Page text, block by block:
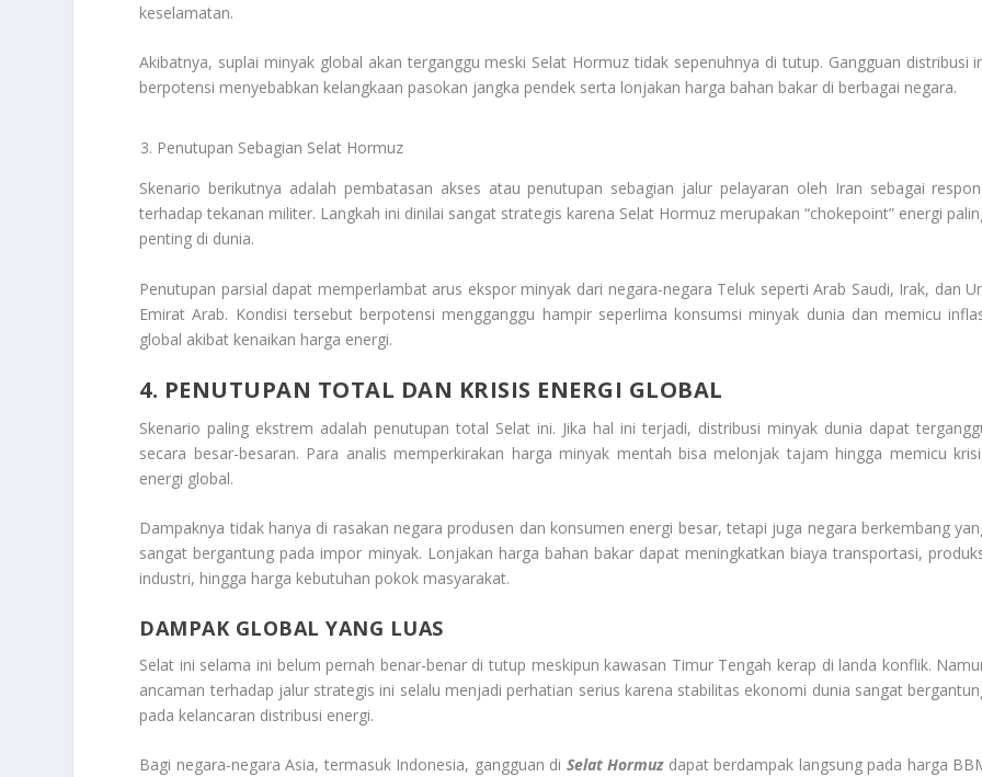
keselamatan.
Akibatnya, suplai minyak global akan terganggu meski Selat Hormuz tidak sepenuhnya di tutup. Gangguan distribusi
berpotensi menyebabkan kelangkaan pasokan jangka pendek serta lonjakan harga bahan bakar di berbagai negara.
Penutupan Sebagian Selat Hormuz
Skenario berikutnya adalah pembatasan akses atau penutupan sebagian jalur pelayaran oleh Iran sebagai
terhadap tekanan militer. Langkah ini dinilai sangat strategis karena Selat Hormuz merupakan “chokepoint” energi
penting di dunia.
Penutupan parsial dapat memperlambat arus ekspor minyak dari negara-negara Teluk seperti Arab Saudi, Irak, dan
Emirat Arab. Kondisi tersebut berpotensi mengganggu hampir seperlima konsumsi minyak dunia dan memicu
global akibat kenaikan harga energi.
4. PENUTUPAN TOTAL DAN KRISIS ENERGI GLOBAL
Skenario paling ekstrem adalah penutupan total Selat ini. Jika hal ini terjadi, distribusi minyak dunia dapat
secara besar-besaran. Para analis memperkirakan harga minyak mentah bisa melonjak tajam hingga memicu
energi global.
Dampaknya tidak hanya di rasakan negara produsen dan konsumen energi besar, tetapi juga negara berkembang
sangat bergantung pada impor minyak. Lonjakan harga bahan bakar dapat meningkatkan biaya transportasi,
industri, hingga harga kebutuhan pokok masyarakat.
DAMPAK GLOBAL YANG LUAS
Selat ini selama ini belum pernah benar-benar di tutup meskipun kawasan Timur Tengah kerap di landa konflik.
ancaman terhadap jalur strategis ini selalu menjadi perhatian serius karena stabilitas ekonomi dunia sangat
pada kelancaran distribusi energi.
Bagi negara-negara Asia, termasuk Indonesia, gangguan di Selat Hormuzdapat berdampak langsung pada harga